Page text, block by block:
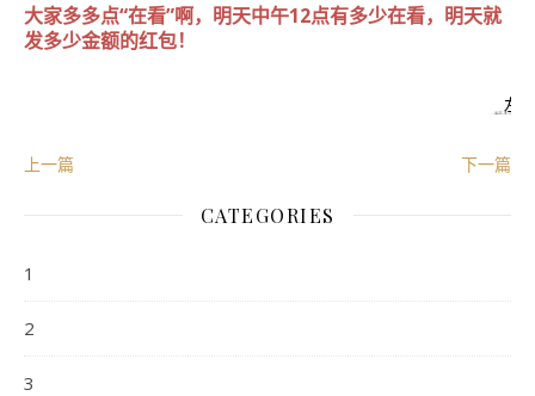
大家多多点“在看”啊，明天中午12点有多少在看，明天就
发多少金额的红包！
左
上一篇 下一篇
CATEGORIES
1
2
3